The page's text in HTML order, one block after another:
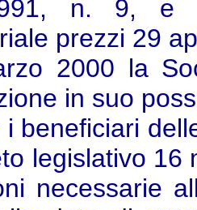
n. 9, e
prezzi 29
2000 la
in suo
beneficiari
legislativo 16
necessarie